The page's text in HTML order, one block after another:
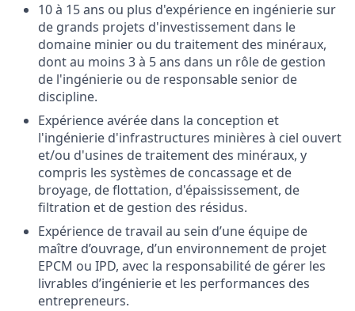
10 à 15 ans ou plus d'expérience en ingénierie sur
de grands projets d'investissement dans le
domaine minier ou du traitement des minéraux,
dont au moins 3 à 5 ans dans un rôle de gestion
de l'ingénierie ou de responsable senior de
discipline.
Expérience avérée dans la conception et
l'ingénierie d'infrastructures minières à ciel ouvert
et/ou d'usines de traitement des minéraux, y
compris les systèmes de concassage et de
broyage, de flottation, d'épaississement, de
filtration et de gestion des résidus.
Expérience de travail au sein d’une équipe de
maître d’ouvrage, d’un environnement de projet
EPCM ou IPD, avec la responsabilité de gérer les
livrables d’ingénierie et les performances des
entrepreneurs.